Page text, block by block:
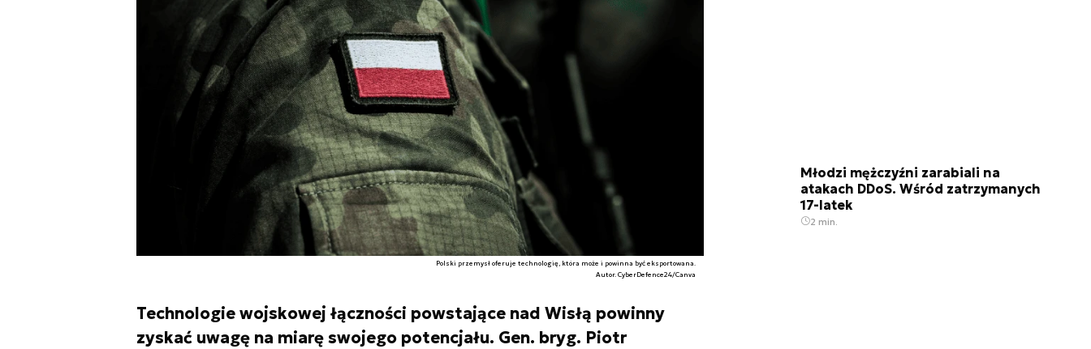
Polski przemysł oferuje technologię, która może i powinna być eksportowana.
Autor. CyberDefence24/Canva
Technologie wojskowej łączności powstające nad Wisłą powinny
zyskać uwagę na miarę swojego potencjału. Gen. bryg. Piotr
Młodzi mężczyźni zarabiali na
atakach DDoS. Wśród zatrzymanych
17-latek
2 min.